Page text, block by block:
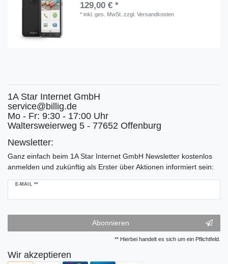
129,00 € *
*inkl. ges. MwSt. zzgl.Versandkosten
1A Star Internet GmbH
service@billig.de
Mo - Fr: 9:30 - 17:00 Uhr
Waltersweierweg 5 - 77652 Offenburg
Newsletter:
Ganz einfach beim 1A Star Internet GmbH Newsletter kostenlos
anmelden und zukünftig als Erster über Aktionen informiert sein:
E-MAIL **
Newsletter
Abonnieren
** Hierbei handelt es sich um ein Pflichtfeld.
Wir akzeptieren